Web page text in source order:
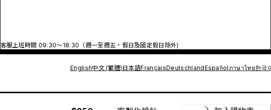
客服上班時間 09:30～18:30（週一至週五，假日及國定假日除外)
English中文 (繁體)日本語FrançaisDeutschlandEspañolภาษาไทย한국